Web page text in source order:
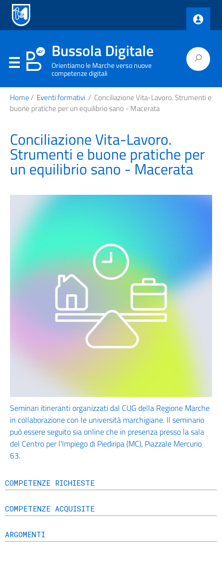
Bussola Digitale
Orientiamo le Marche verso nuove
competenze digitali
Home/ Eventi formativi / Conciliazione Vita-Lavoro. Strumenti e
buone pratiche per un equilibrio sano - Macerata
Conciliazione Vita-Lavoro.
Strumenti e buone pratiche per
un equilibrio sano - Macerata
Seminari itineranti organizzati dal CUG della Regione Marche
in collaborazione con le università marchigiane. Il seminario
può essere seguito sia online che in presenza presso la sala
del Centro per l'Impiego di Piediripa (MC), Piazzale Mercurio
63.
COMPETENZE RICHIESTE
COMPETENZE ACQUISITE
ARGOMENTI